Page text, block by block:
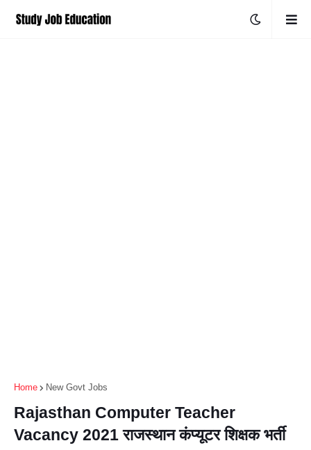
Home New Govt Jobs
Rajasthan Computer Teacher
Vacancy 2021 राजस्थान कंप्यूटर शिक्षक भर्ती